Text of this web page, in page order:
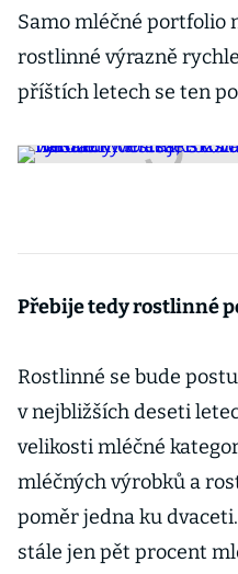
Samo mléčné portfolio
rostlinné výrazně
příštích letech se ten
Přebije tedy rostlinné
Rostlinné se bude
v nejbližších deseti
velikosti mléčné
mléčných výrobků a
poměr jedna ku
stále jen pět procent